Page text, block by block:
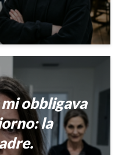
obbligava
la